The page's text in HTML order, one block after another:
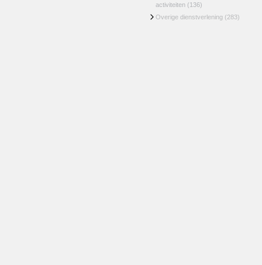
activiteiten (136)
Overige dienstverlening (283)